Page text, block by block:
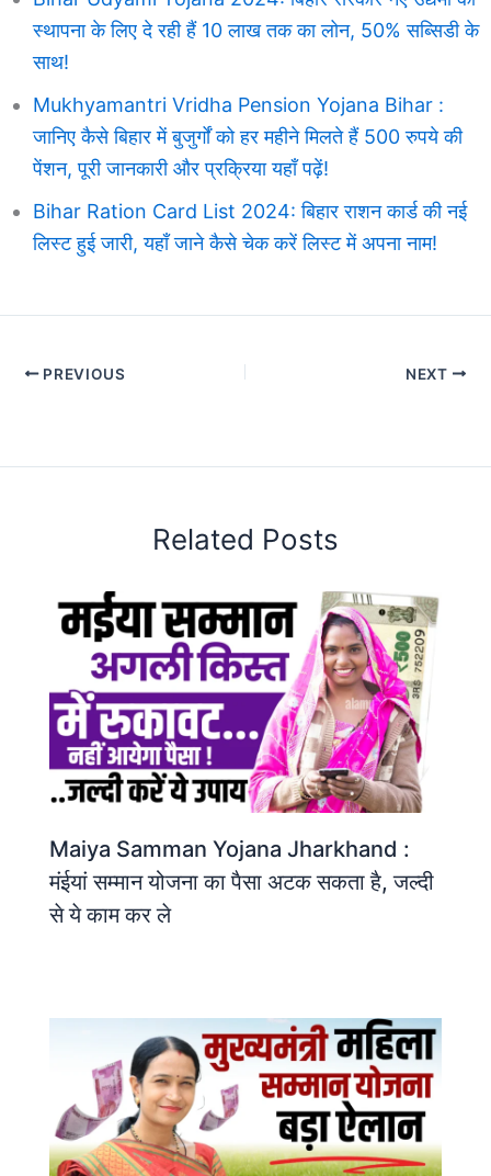
स्थापना के लिए दे रही हैं 10 लाख तक का लोन, 50% सब्सिडी के
साथ!
Mukhyamantri Vridha Pension Yojana Bihar :
जानिए कैसे बिहार में बुजुर्गों को हर महीने मिलते हैं 500 रुपये की
पेंशन, पूरी जानकारी और प्रक्रिया यहाँ पढ़ें!
Bihar Ration Card List 2024: बिहार राशन कार्ड की नई
लिस्ट हुई जारी, यहाँ जाने कैसे चेक करें लिस्ट में अपना नाम!
PREVIOUS NEXT
Related Posts
Maiya Samman Yojana Jharkhand :
मंईयां सम्मान योजना का पैसा अटक सकता है, जल्दी
से ये काम कर ले